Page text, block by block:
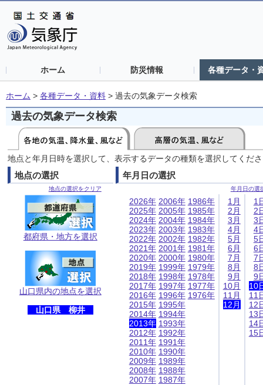
ホーム 防災情報 各種データ・
ホーム > 各種データ・資料 > 過去の気象データ検索
過去の気象データ検索
地点と年月日時を選択して、表示するデータの種類を選択してくだ
地点の選択
地点の選択をクリア
都府県・地方を選択
山口県内の地点を選択
山口県 柳井
年月日の選択
年月日の選
2026年
2025年
2024年
2023年
2022年
2021年
2020年
2019年
2018年
2017年
2016年
2015年
2014年
2013年
2012年
2011年
2010年
2009年
2008年
2007年
2006年
2005年
2004年
2003年
2002年
2001年
2000年
1999年
1998年
1997年
1996年
1995年
1994年
1993年
1992年
1991年
1990年
1989年
1988年
1987年
1986年
1985年
1984年
1983年
1982年
1981年
1980年
1979年
1978年
1977年
1976年
1月
2月
3月
4月
5月
6月
7月
8月
9月
10月
11月
12月
1
2
3
4
5
6
7
8
9
10
11
12
13
14
15